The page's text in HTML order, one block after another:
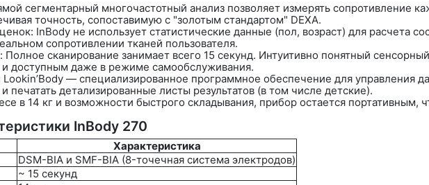
сегментарный многочастотный анализ позволяет измерять сопротивление
точность, сопоставимую с "золотым стандартом" DEXA.
InBody не использует статистические данные (пол, возраст) для расчета
сопротивлении тканей пользователя.
Полное сканирование занимает всего 15 секунд. Интуитивно понятный
доступным даже в режиме самообслуживания.
Lookin’Body — специализированное программное обеспечение для управления
печатать детализированные листы результатов (в том числе детские).
в 14 кг и возможности быстрого складывания, прибор остается портативным,
InBody 270
Характеристика
DSM-BIA и SMF-BIA (8-точечная система электродов)
~ 15 секунд